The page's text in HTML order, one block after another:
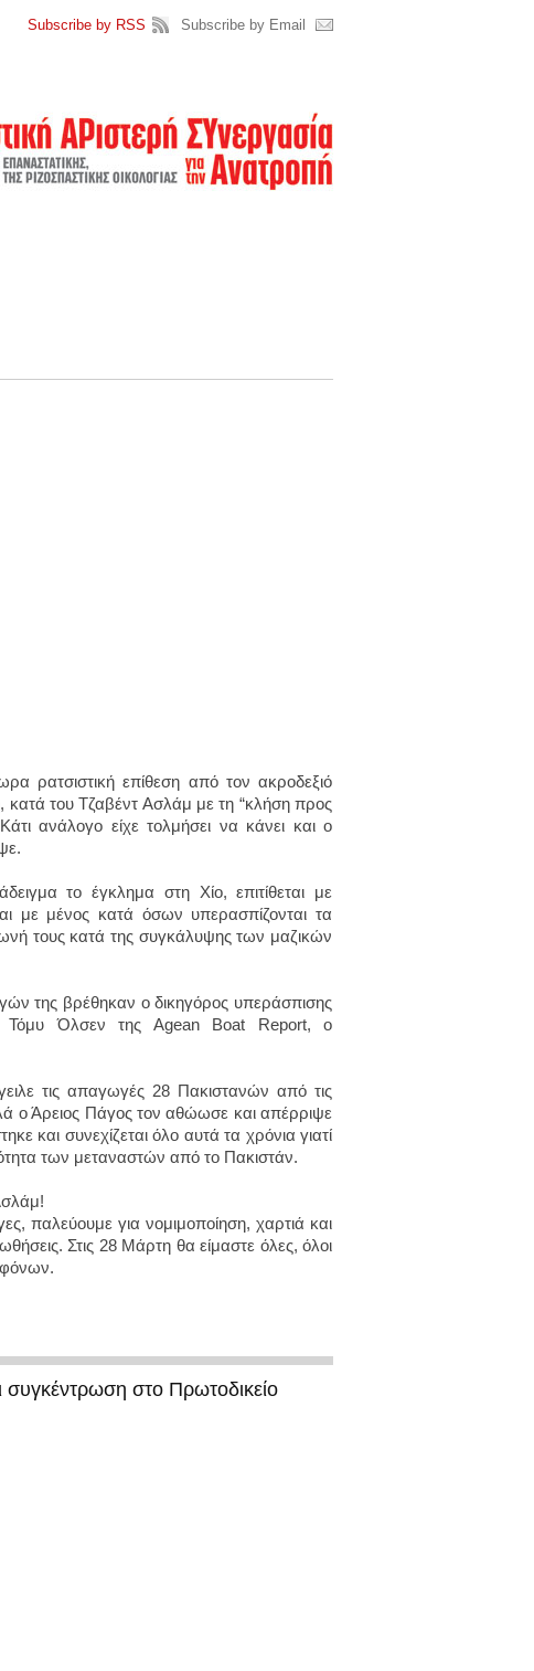
ρατσιστική επίθεση από τον ακροδεξιό
κατά του Τζαβέντ Ασλάμ με τη “κλήση προς
ανάλογο είχε τολμήσει να κάνει και ο
το έγκλημα στη Χίο, επιτίθεται με
με μένος κατά όσων υπερασπίζονται τα
τους κατά της συγκάλυψης των μαζικών
της βρέθηκαν ο δικηγόρος υπεράσπισης
Τόμυ Όλσεν της Agean Boat Report, ο
τις απαγωγές 28 Πακιστανών από τις
ο Άρειος Πάγος τον αθώωσε και απέρριψε
και συνεχίζεται όλο αυτά τα χρόνια γιατί
των μεταναστών από το Πακιστάν.
παλεύουμε για νομιμοποίηση, χαρτιά και
Στις 28 Μάρτη θα είμαστε όλες, όλοι
στο Πρωτοδικείο
Subscribe by RSS Subscribe by Email